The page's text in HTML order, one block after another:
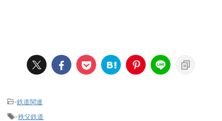
-鉄道関連
-秩父鉄道